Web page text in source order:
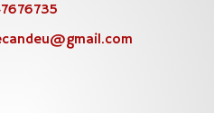
gmail.com